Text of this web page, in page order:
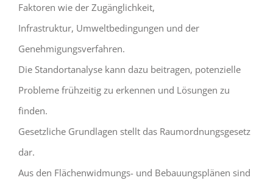
Faktoren wie der Zugänglichkeit,
Infrastruktur, Umweltbedingungen und der
Genehmigungsverfahren.
Die Standortanalyse kann dazu beitragen, potenzielle
Probleme frühzeitig zu erkennen und Lösungen zu
finden.
Gesetzliche Grundlagen stellt das Raumordnungsgesetz
dar.
Aus den Flächenwidmungs- und Bebauungsplänen sind